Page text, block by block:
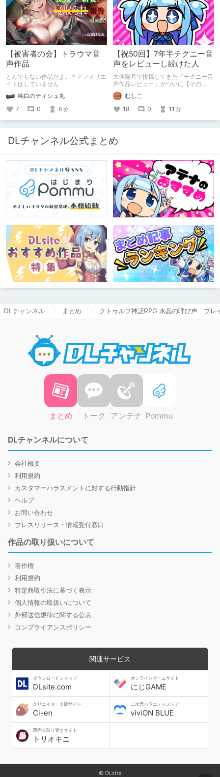
【被害者の会】トラウマ音
声作品
とんでもない作品だよ。＊アフィリエ
イトはしていません
純白のティシュ丸
7
0 8 分
【祝50回】7年半チクニー音
声をレビューし続けた人
大体隔月で投稿してきた『チクニー音
声作品レビュー』がついに【その
50】を迎えました！ 約7年半チクニー
し続け、おシコり報告をしてきただけ
ですけど記念は記念。 皆様への感謝
を伝えたり、これまでの投稿を振り返
ります。
むしこ
18
0 11 分
DLチャンネル公式まとめ
DLチャンネル まとめ クトゥルフ神話RPG 水晶の呼び声 プレ
まとめ トーク アンテナ Pommu
DLチャンネルについて
会社概要
利用規約
カスタマーハラスメントに対する行動指針
ヘルプ
お問い合わせ
プレスリリース・情報受付窓口
作品の取り扱いについて
著作権
利用規約
特定商取引法に基づく表示
個人情報の取扱いについて
外部送信規律に関する公表
コンプライアンスポリシー
関連サービス
ダウンロードショップ
DLsite.com
オンラインゲームサイト
にじGAME
クリエイター支援サイト
Ci-en
二次元バラエティストア
viviON BLUE
即売会取り置きサイト
トリオキニ
© DLsite